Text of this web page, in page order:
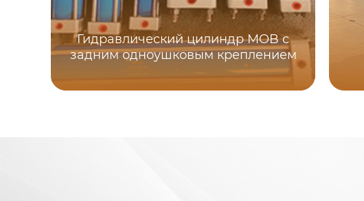
Гидравлический цилиндр MOB с
задним одноушковым креплением